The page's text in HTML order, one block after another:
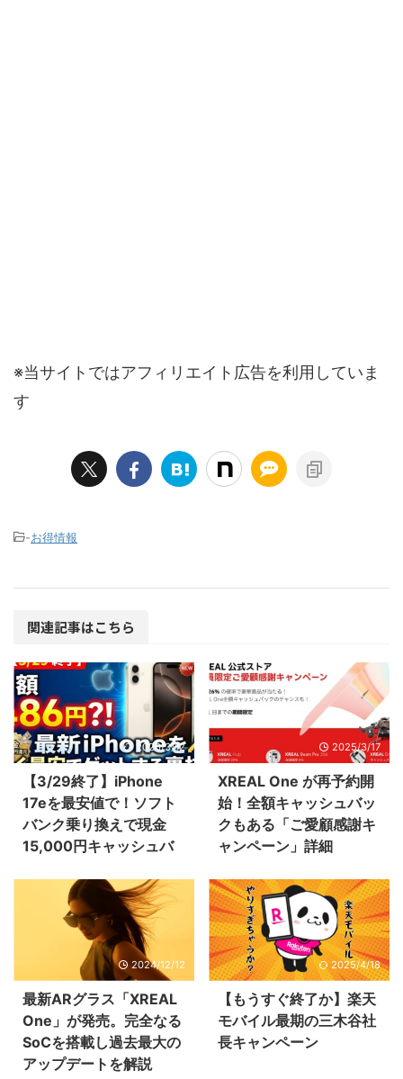
※当サイトではアフィリエイト広告を利用していま
す
-お得情報
関連記事はこちら
2026/3/12
【3/29終了】iPhone
17eを最安値で！ソフト
バンク乗り換えで現金
15,000円キャッシュバ
2025/3/17
XREAL One が再予約開
始！全額キャッシュバッ
クもある「ご愛顧感謝キ
ャンペーン」詳細
2024/12/12
最新ARグラス「XREAL
One」が発売。完全なる
SoCを搭載し過去最大の
アップデートを解説
2025/4/18
【もうすぐ終了か】楽天
モバイル最期の三木谷社
長キャンペーン